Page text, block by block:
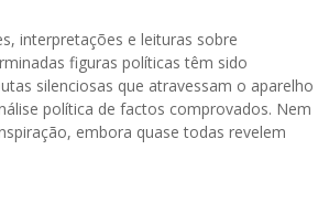
interpretações e leituras sobre
figuras políticas têm sido
silenciosas que atravessam o aparelho
política de factos comprovados. Nem
embora quase todas revelem